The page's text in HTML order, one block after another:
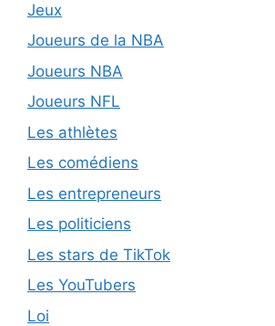
Jeux
Joueurs de la NBA
Joueurs NBA
Joueurs NFL
Les athlètes
Les comédiens
Les entrepreneurs
Les politiciens
Les stars de TikTok
Les YouTubers
Loi